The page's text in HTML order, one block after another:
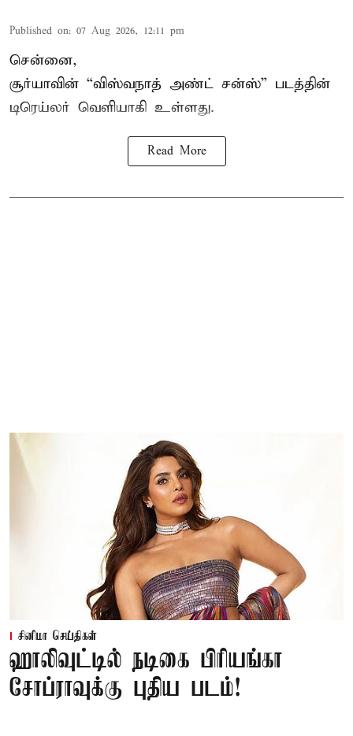
Published on: 07 Aug 2026, 12:11 pm
சென்னை,
சூர்யாவின் “விஸ்வநாத் அண்ட் சன்ஸ்” படத்தின்
டிரெய்லர் வெளியாகி உள்ளது.
Read More
சினிமா செய்திகள்
ஹாலிவுட்டில் நடிகை பிரியங்கா
சோப்ராவுக்கு புதிய படம்!